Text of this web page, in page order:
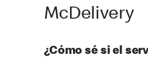
McDelivery
¿Cómo sé si el